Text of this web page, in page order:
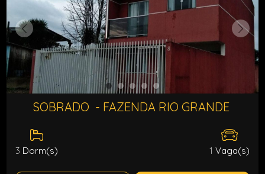
SOBRADO - FAZENDA RIO GRANDE
3 Dorm(s) 1 Vaga(s)